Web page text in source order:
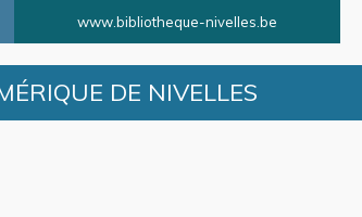
www.bibliotheque-nivelles.be
DE NIVELLES